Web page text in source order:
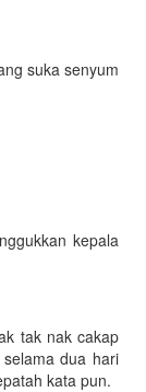
suka senyum
kepala
tak nak cakap
dua hari
kata pun.